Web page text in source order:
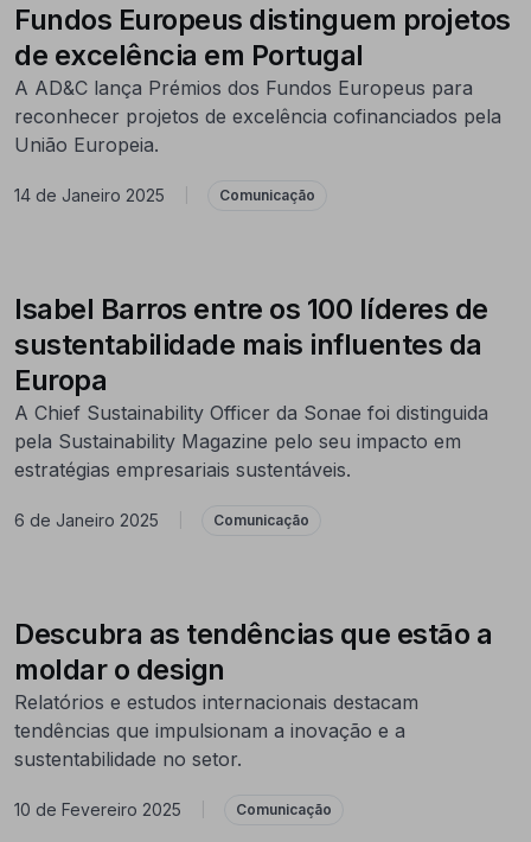
Fundos Europeus distinguem projetos
de excelência em Portugal
A AD&C lança Prémios dos Fundos Europeus para
reconhecer projetos de excelência cofinanciados pela
União Europeia.
14 de Janeiro 2025 Comunicação
Isabel Barros entre os 100 líderes de
sustentabilidade mais influentes da
Europa
A Chief Sustainability Officer da Sonae foi distinguida
pela Sustainability Magazine pelo seu impacto em
estratégias empresariais sustentáveis.
6 de Janeiro 2025 Comunicação
Descubra as tendências que estão a
moldar o design
Relatórios e estudos internacionais destacam
tendências que impulsionam a inovação e a
sustentabilidade no setor.
10 de Fevereiro 2025 Comunicação